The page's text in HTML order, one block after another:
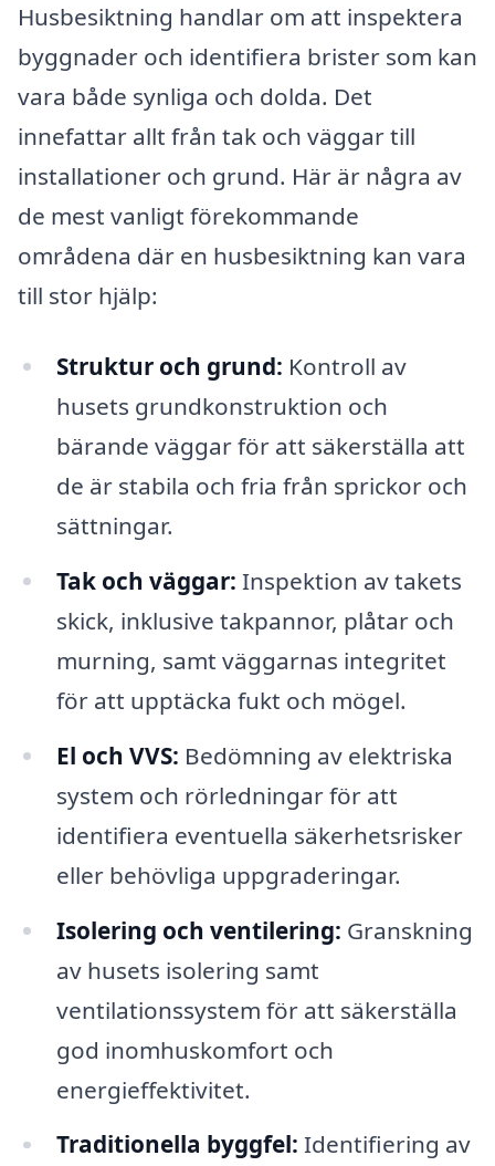
Husbesiktning handlar om att inspektera
byggnader och identifiera brister som kan
vara både synliga och dolda. Det
innefattar allt från tak och väggar till
installationer och grund. Här är några av
de mest vanligt förekommande
områdena där en husbesiktning kan vara
till stor hjälp:
Struktur och grund: Kontroll av
husets grundkonstruktion och
bärande väggar för att säkerställa att
de är stabila och fria från sprickor och
sättningar.
Tak och väggar: Inspektion av takets
skick, inklusive takpannor, plåtar och
murning, samt väggarnas integritet
för att upptäcka fukt och mögel.
El och VVS: Bedömning av elektriska
system och rörledningar för att
identifiera eventuella säkerhetsrisker
eller behövliga uppgraderingar.
Isolering och ventilering: Granskning
av husets isolering samt
ventilationssystem för att säkerställa
god inomhuskomfort och
energieffektivitet.
Traditionella byggfel: Identifiering av